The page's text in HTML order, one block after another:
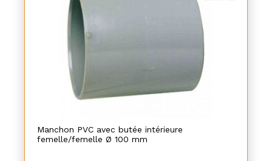
Manchon PVC avec butée intérieure
femelle/femelle Ø 100 mm